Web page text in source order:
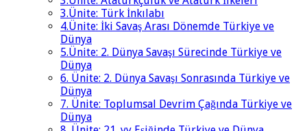
3.Ünite: Türk İnkılabı
4.Ünite: İki Savaş Arası Dönemde Türkiye ve
Dünya
5.Ünite: 2. Dünya Savaşı Sürecinde Türkiye ve
Dünya
6. Ünite: 2. Dünya Savaşı Sonrasında Türkiye ve
Dünya
7. Ünite: Toplumsal Devrim Çağında Türkiye ve
Dünya